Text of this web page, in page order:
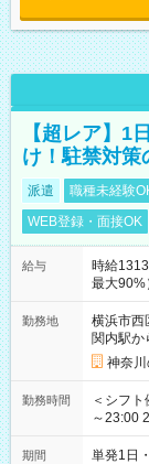
【超レア】1
け！駐禁対策
派遣 職種未経験
WEB登録・面接OK
給与
時給
最大90%
勤務地
横浜市西
関内駅か
神奈
勤務時間
＜シフ
～23:00 22:00～
の希望OK
期間
単発1日